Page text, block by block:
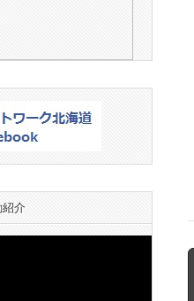
介